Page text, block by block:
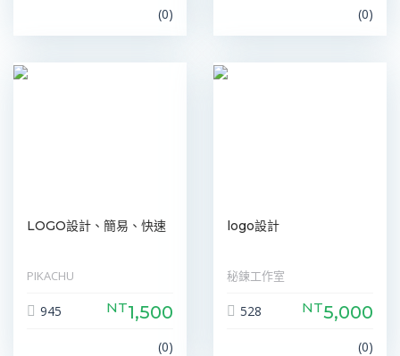
(0) (0)
LOGO設計、簡易、快速
PIKACHU
945 NT1,500
(0)
logo設計
秘鍊工作室
528 NT5,000
(0)